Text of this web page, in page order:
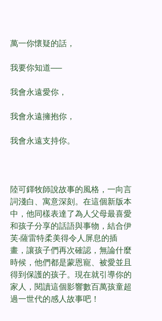
萬一你懷疑的話，
我要你知道──
我會永遠愛你，
我會永遠擁抱你，
我會永遠支持你。
陸可鐸牧師說故事的風格，一向言
詞淺白、寓意深刻。在這個新版本
中，他同樣表達了為人父母最喜愛
和孩子分享的話語與事物，結合伊
芙‧薩雷特柔美得令人屏息的插
畫，讓孩子們再次確認，無論什麼
時候，他們都是蒙恩寵、被愛並且
得到保護的孩子。現在就引導你的
家人，閱讀這個影響數百萬孩童超
過一世代的感人故事吧！